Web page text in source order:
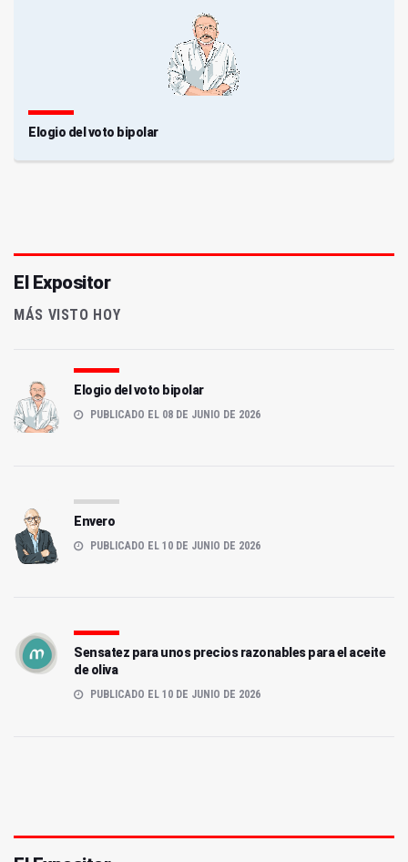
Elogio del voto bipolar
El Expositor
MÁS VISTO HOY
Elogio del voto bipolar
PUBLICADO EL 08 DE JUNIO DE 2026
Envero
PUBLICADO EL 10 DE JUNIO DE 2026
Sensatez para unos precios razonables para el aceite
de oliva
PUBLICADO EL 10 DE JUNIO DE 2026